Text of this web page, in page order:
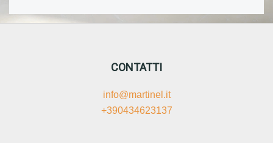
CONTATTI
info@martinel.it
+390434623137